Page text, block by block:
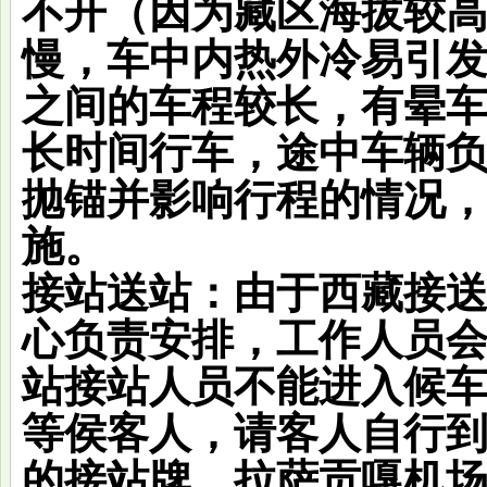
不开（因为藏区海拔较
慢，车中内热外冷易引
之间的车程较长，有晕
长时间行车，途中车辆
抛锚并影响行程的情况
施。
接站送站： 由于西藏接
心负责安排，工作人员
站接站人员不能进入候
等侯客人，请客人自行